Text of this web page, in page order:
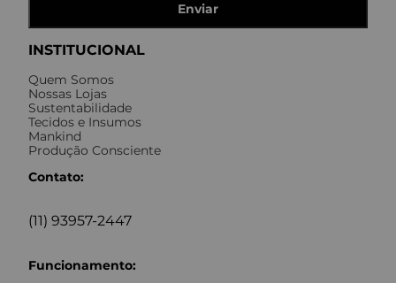
INSTITUCIONAL
Quem Somos
Nossas Lojas
Sustentabilidade
Tecidos e Insumos
Mankind
Produção Consciente
Contato:
(11) 93957-2447
Funcionamento:
Enviar